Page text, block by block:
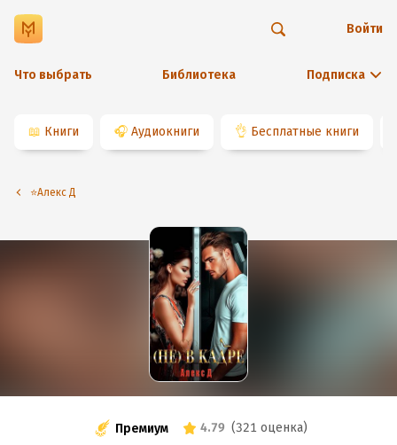
Что выбрать Библиотека Подписка
Войти
📖 Книги 🎧 Аудиокниги 👌 Бесплатные книги
⭐️Алекс Д
Премиум 4.79 (321 оценка)